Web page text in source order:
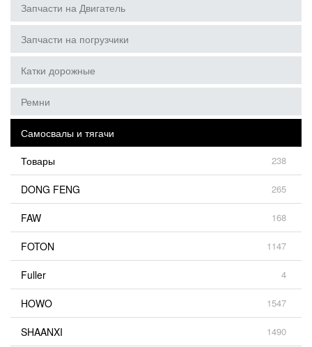
Запчасти на Двигатель
Запчасти на погрузчики
Катки дорожные
Ремни
Самосвалы и тягачи
Товары
238
DONG FENG 265
FAW 168
FOTON 1147
Fuller 4
HOWO 1547
SHAANXI 1490